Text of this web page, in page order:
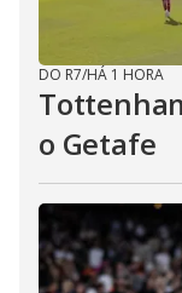
DO R7/HÁ 1 HORA
o Getafe